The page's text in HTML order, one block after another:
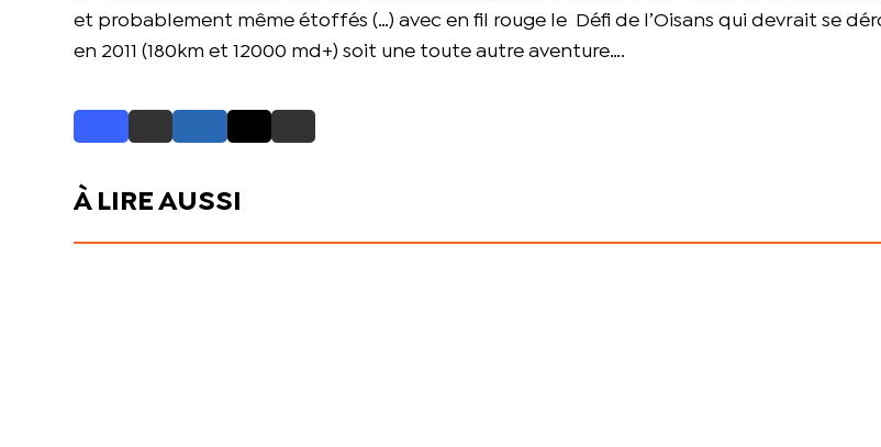
et probablement même étoffés (…) avec en fil rouge le Défi de l’Oisans qui devrait se
en 2011 (180km et 12000 md+) soit une toute autre aventure….
À LIRE AUSSI